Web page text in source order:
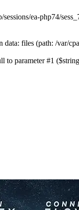
sessions/ea-php74/
data: files (path: /var/
to parameter #1